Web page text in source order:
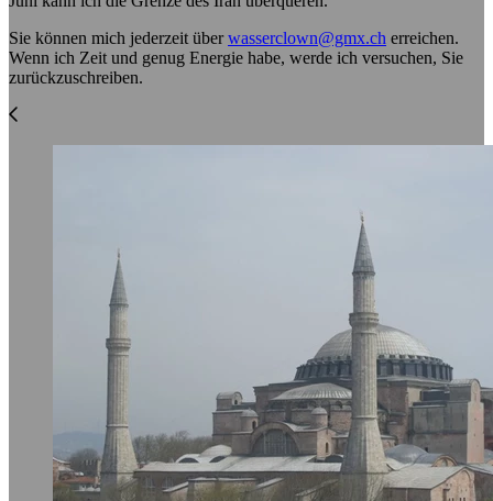
Sie können mich jederzeit überwasserclown@gmx.ch erreichen.
Wenn ich Zeit und genug Energie habe, werde ich versuchen, Sie
zurückzuschreiben.